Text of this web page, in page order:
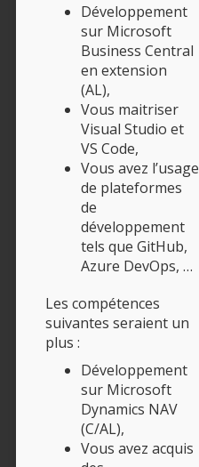
Développement
sur Microsoft
Business Central
en extension
(AL),
Vous maitriser
Visual Studio et
VS Code,
Vous avez l’usage
de plateformes
de
développement
tels que GitHub,
Azure DevOps, …
Les compétences
suivantes seraient un
plus :
Développement
sur Microsoft
Dynamics NAV
(C/AL),
Vous avez acquis